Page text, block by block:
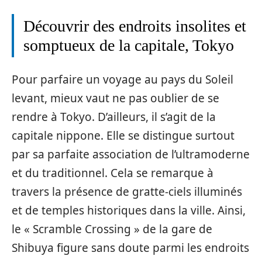
Découvrir des endroits insolites et
somptueux de la capitale, Tokyo
Pour parfaire un voyage au pays du Soleil
levant, mieux vaut ne pas oublier de se
rendre à Tokyo. D’ailleurs, il s’agit de la
capitale nippone. Elle se distingue surtout
par sa parfaite association de l’ultramoderne
et du traditionnel. Cela se remarque à
travers la présence de gratte-ciels illuminés
et de temples historiques dans la ville. Ainsi,
le « Scramble Crossing » de la gare de
Shibuya figure sans doute parmi les endroits